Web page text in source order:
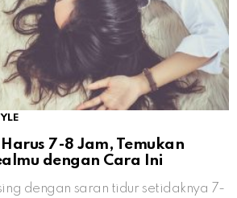
7-8 Jam, Temukan
dengan Cara Ini
dengan saran tidur setidaknya 7-